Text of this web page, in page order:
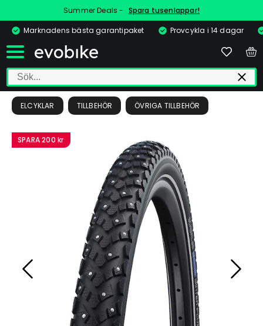
Summer Deals - Spara tusenlappar!
Marknadens bästa garantipaket
Provcykla i 14 dagar
ELCYKLAR TILLBEHÖR ÖVRIGA TILLBEHÖR
SPARA200 kr